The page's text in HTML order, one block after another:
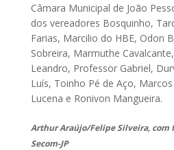
Câmara Municipal de João
dos vereadores Bosquinho,
Farias, Marcilio do HBE, Odon
Sobreira, Marmuthe
Leandro, Professor Gabriel,
Luís, Toinho Pé de Aço,
Lucena e Ronivon Mangueira.
Arthur Araújo/Felipe Silveira, com
Secom-JP